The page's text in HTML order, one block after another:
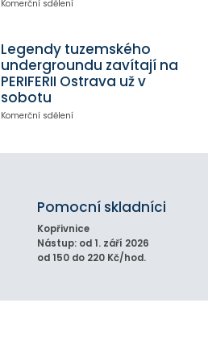
Komerční sdělení
Legendy tuzemského
undergroundu zavítají na
PERIFERII Ostrava už v
sobotu
Komerční sdělení
Pomocní skladníci
Kopřivnice
Nástup: od 1. září 2026
od 150 do 220 Kč/hod.